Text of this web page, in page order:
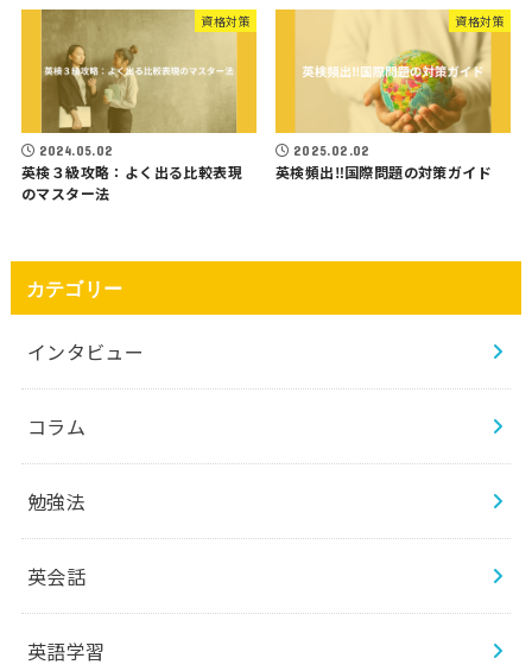
資格対策
2024.05.02
英検３級攻略：よく出る比較表現
のマスター法
資格対策
2025.02.02
英検頻出‼️国際問題の対策ガイド
カテゴリー
インタビュー
コラム
勉強法
英会話
英語学習